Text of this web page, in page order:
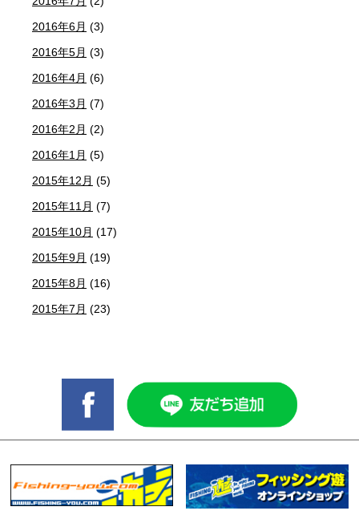
2016年6月 (3)
2016年5月 (3)
2016年4月 (6)
2016年3月 (7)
2016年2月 (2)
2016年1月 (5)
2015年12月 (5)
2015年11月 (7)
2015年10月 (17)
2015年9月 (19)
2015年8月 (16)
2015年7月 (23)